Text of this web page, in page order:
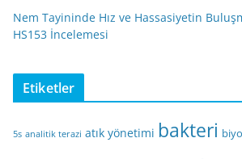
Nem Tayininde Hız ve Hassasiyetin
HS153 İncelemesi
Etiketler
5s analitik terazi atık yönetimi bakteri